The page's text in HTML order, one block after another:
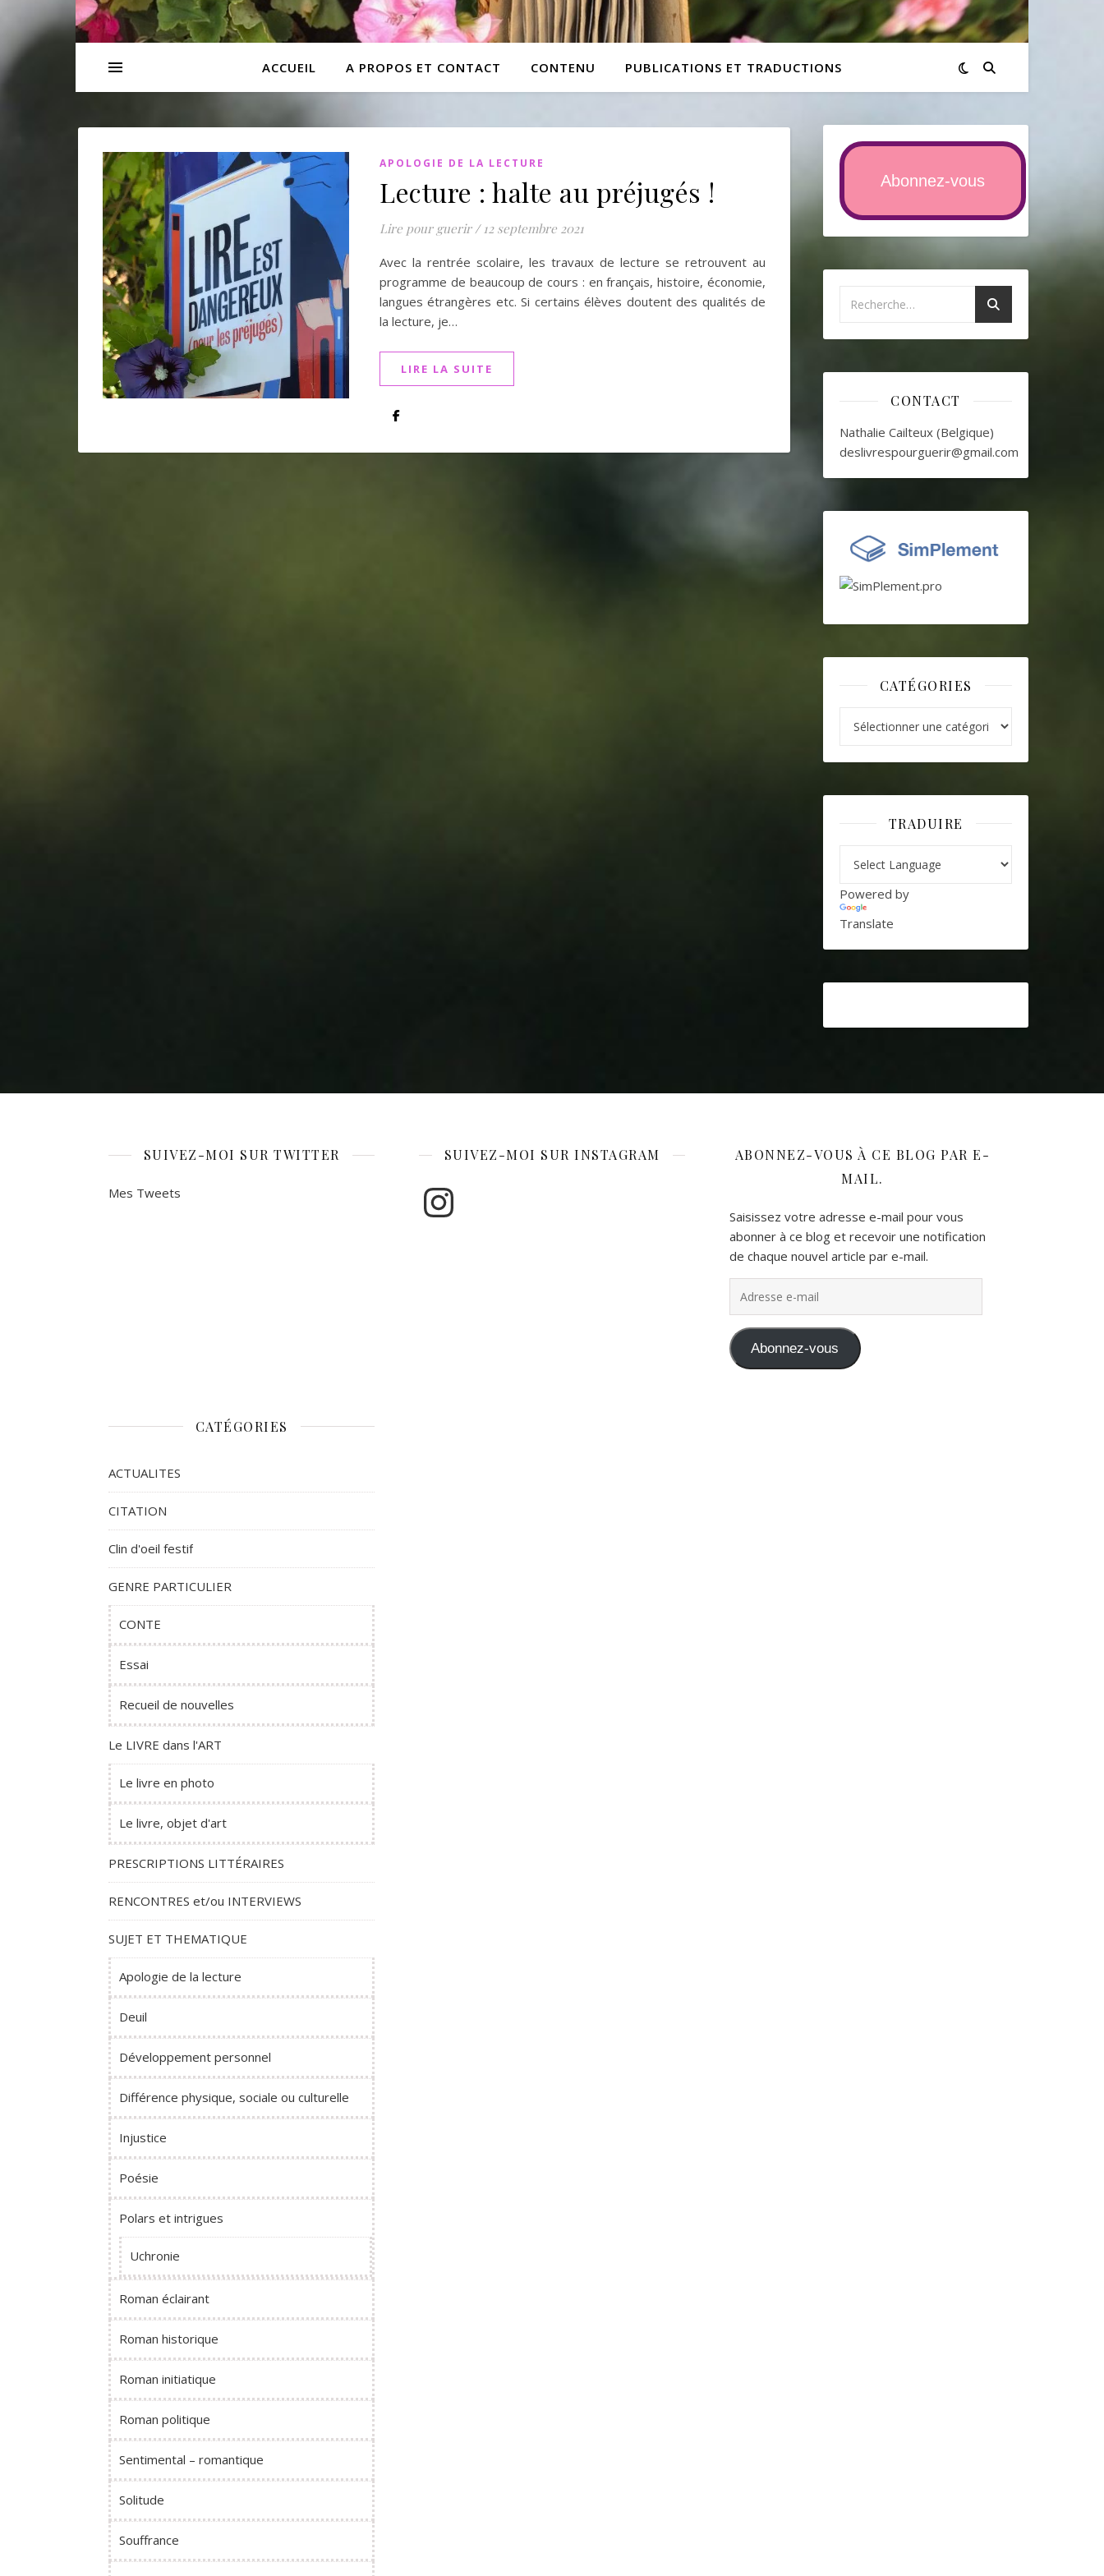
ACCUEIL A PROPOS ET CONTACT CONTENU PUBLICATIONS ET TRADUCTIONS
APOLOGIE DE LA LECTURE
Lecture : halte au préjugés !
Lire pour guerir / 12 septembre 2021
Avec la rentrée scolaire, les travaux de lecture se retrouvent au
programme de beaucoup de cours : en français, histoire, économie,
langues étrangères etc. Si certains élèves doutent des qualités de
la lecture, je…
LIRE LA SUITE
Abonnez-vous
CONTACT
Nathalie Cailteux (Belgique)
deslivrespourguerir@gmail.com
CATÉGORIES
TRADUIRE
Powered by
Translate
SUIVEZ-MOI SUR TWITTER
Mes Tweets
SUIVEZ-MOI SUR INSTAGRAM
Instagram
ABONNEZ-VOUS À CE BLOG PAR E-
MAIL.
Saisissez votre adresse e-mail pour vous
abonner à ce blog et recevoir une notification
de chaque nouvel article par e-mail.
Abonnez-vous
CATÉGORIES
ACTUALITES
CITATION
Clin d'oeil festif
GENRE PARTICULIER
CONTE
Essai
Recueil de nouvelles
Le LIVRE dans l'ART
Le livre en photo
Le livre, objet d'art
PRESCRIPTIONS LITTÉRAIRES
RENCONTRES et/ou INTERVIEWS
SUJET ET THEMATIQUE
Apologie de la lecture
Deuil
Développement personnel
Différence physique, sociale ou culturelle
Injustice
Poésie
Polars et intrigues
Uchronie
Roman éclairant
Roman historique
Roman initiatique
Roman politique
Sentimental – romantique
Solitude
Souffrance